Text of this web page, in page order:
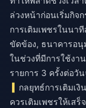
ล่วงหน้าก่อนเริ่มกิจ
การเติมเพชรในนา
ขัดข้อง, ธนาคารอนุ
ในช่วงที่มีการใช้งา
รายการ 3 ครั้งต่อวั
กลยุทธ์การเติมเงิ
ควรเติมเพชรให้เส